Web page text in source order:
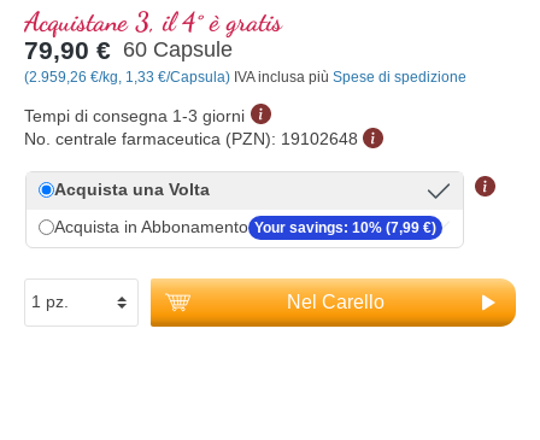
Acquistane 3, il 4° è gratis
79,90 € 60 Capsule
(2.959,26 €/kg, 1,33 €/Capsula) IVA inclusa più Spese di spedizione
Tempi di consegna 1-3 giorni
No. centrale farmaceutica (PZN): 19102648
Acquista una Volta
Acquista in Abbonamento Your savings: 10% (7,99 €)
Nel Carello